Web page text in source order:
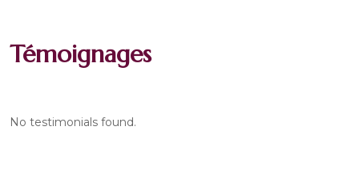
Témoignages
No testimonials found.